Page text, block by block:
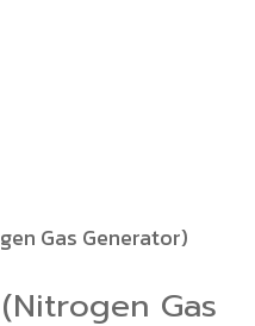
Gas Generator)
Gas